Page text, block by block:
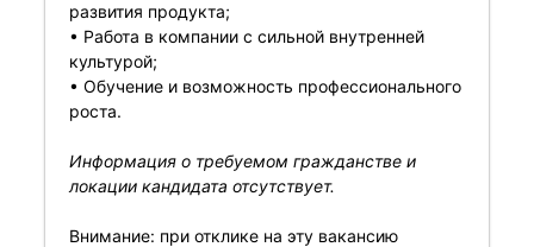
развития продукта;
• Работа в компании с сильной внутренней
культурой;
• Обучение и возможность профессионального
роста.
Информация о требуемом гражданстве и
локации кандидата отсутствует.
Внимание: при отклике на эту вакансию